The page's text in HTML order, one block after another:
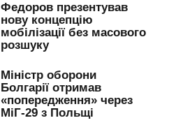
Федоров презентував
нову концепцію
мобілізації без масового
розшуку
Міністр оборони
Болгарії отримав
«попередження» через
МіГ-29 з Польщі